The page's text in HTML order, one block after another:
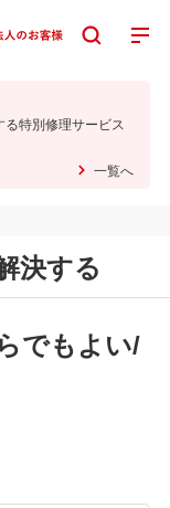
特別修理サービス
一覧へ
決する
でもよい/